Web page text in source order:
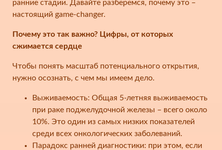
ранние стадии. Давайте разберемся, почему это –
настоящий game-changer.
Почему это так важно? Цифры, от которых
сжимается сердце
Чтобы понять масштаб потенциального открытия,
нужно осознать, с чем мы имеем дело.
Выживаемость: Общая 5-летняя выживаемость
при раке поджелудочной железы – всего около
10%. Это один из самых низких показателей
среди всех онкологических заболеваний.
Парадокс ранней диагностики: при этом, если